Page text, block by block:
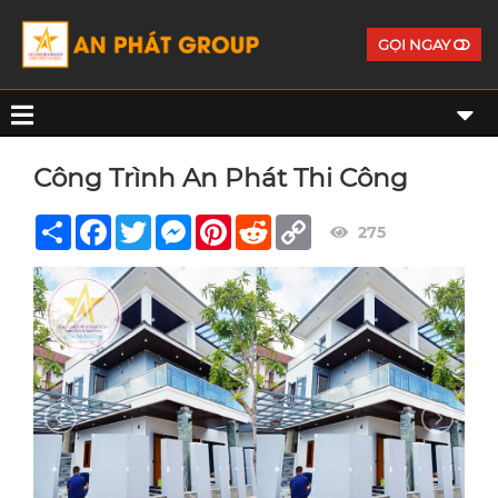
GỌI NGAY
Công Trình An Phát Thi Công
Share Facebook
TwitterMessengerPinterest
Reddit Copy
Link
275